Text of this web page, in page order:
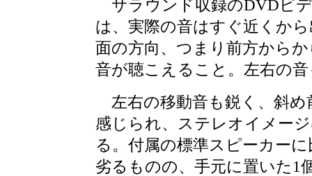
サラウンド収録のDVDビ
は、実際の音はすぐ近くか
面の方向、つまり前方から
音が聴こえること。左右の
左右の移動音も鋭く、斜め
感じられ、ステレオイメー
る。付属の標準スピーカー
劣るものの、手元に置いた1